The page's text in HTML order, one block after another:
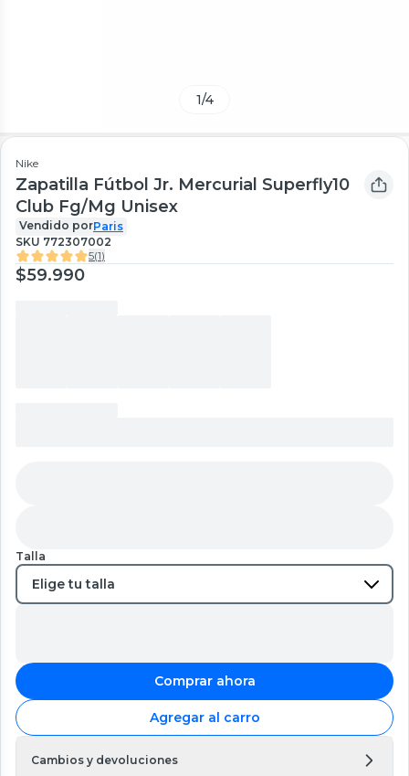
1/4
Nike
Zapatilla Fútbol Jr. Mercurial Superfly10
Club Fg/Mg Unisex
Vendido porParis
SKU 772307002
5(1)
$59.990
Talla
Comprar ahora
Agregar al carro
Cambios y devoluciones